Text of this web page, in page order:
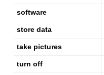
software
store data
take pictures
turn off